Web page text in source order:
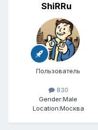
ShiRRu
Пользователь
830
Gender:Male
Location:Москва